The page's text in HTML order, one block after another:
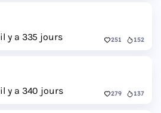
y a 335 jours 251 152
y a 340 jours 279 137